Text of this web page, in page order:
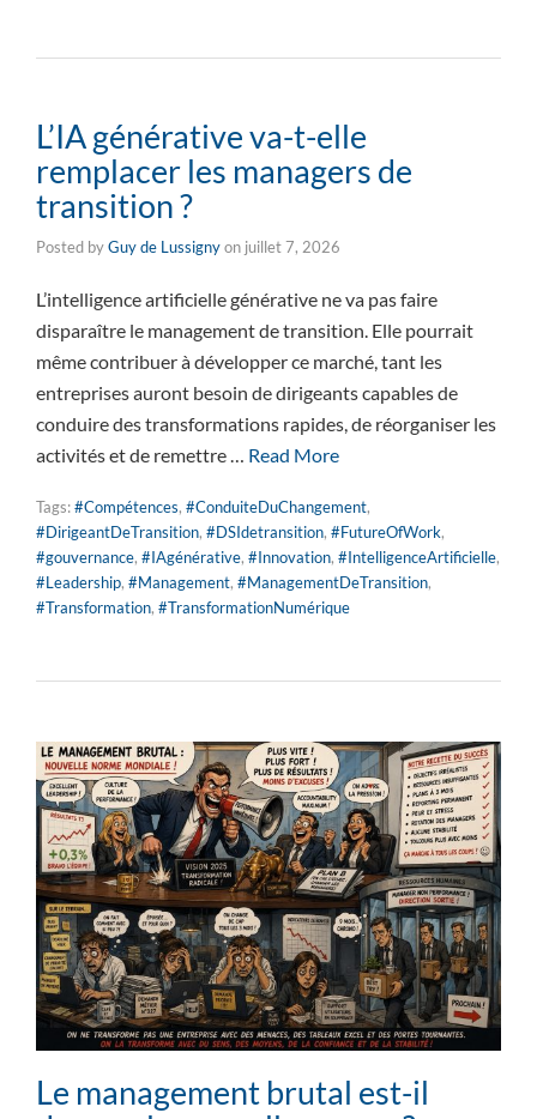
L’IA générative va-t-elle
remplacer les managers de
transition ?
Posted byGuy de Lussignyon juillet 7, 2026
L’intelligence artificielle générative ne va pas faire
disparaître le management de transition. Elle pourrait
même contribuer à développer ce marché, tant les
entreprises auront besoin de dirigeants capables de
conduire des transformations rapides, de réorganiser les
activités et de remettre … Read More
Tags:#Compétences, #ConduiteDuChangement,
#DirigeantDeTransition, #DSIdetransition, #FutureOfWork,
#gouvernance, #IAgénérative, #Innovation, #IntelligenceArtificielle,
#Leadership, #Management, #ManagementDeTransition,
#Transformation, #TransformationNumérique
Le management brutal est-il